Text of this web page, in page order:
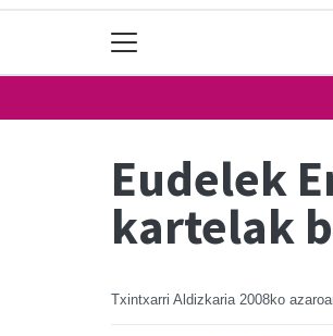
Eudelek
kartelak
Txintxarri Aldizkaria 2008ko